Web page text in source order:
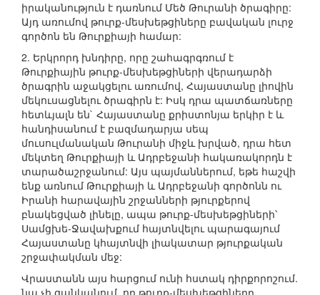
իրականություն է դառնում Մեծ Թուրանի ծրագիրը:
Այդ առումով թուրք-մեսխեթցիները բավական լուրջ
գործոն են Թուրքիայի համար:
2. Երկրորդ խնդիրը, որը շահագրգռում է
Թուրքիային թուրք-մեսխեթցիների վերադարձի
ծրագրին աջակցելու առումով, Հայաստանը լիովին
մեկուսացնելու ծրագիրն է: Իսկ դրա պատճառները
հետևյալն են` Հայաստանը քրիստոնյա երկիր է և
հանդիսանում է բազմադարյա սեպ
մուսուլմանական Թուրանի միջև խրված, դրա հետ
մեկտեղ Թուրքիայի և Ադրբեջանի հակառակորդն է
տարածաշրջանում: Այս պայմաններում, եթե հաշվի
ենք առնում Թուրքիայի և Ադրբեջանի գործոնն ու
Իրանի հարավային շրջանների թյուրքերով
բնակեցված լինելը, ապա թուրք-մեսխեթցիների՝
Սամցխե-Ջավախքում հայտնվելու պարագայում
Հայաստանը կհայտնվի լիակատար թյուրքական
շրջափակման մեջ:
Վրաստանն այս հարցում ունի հստակ դիրքորոշում.